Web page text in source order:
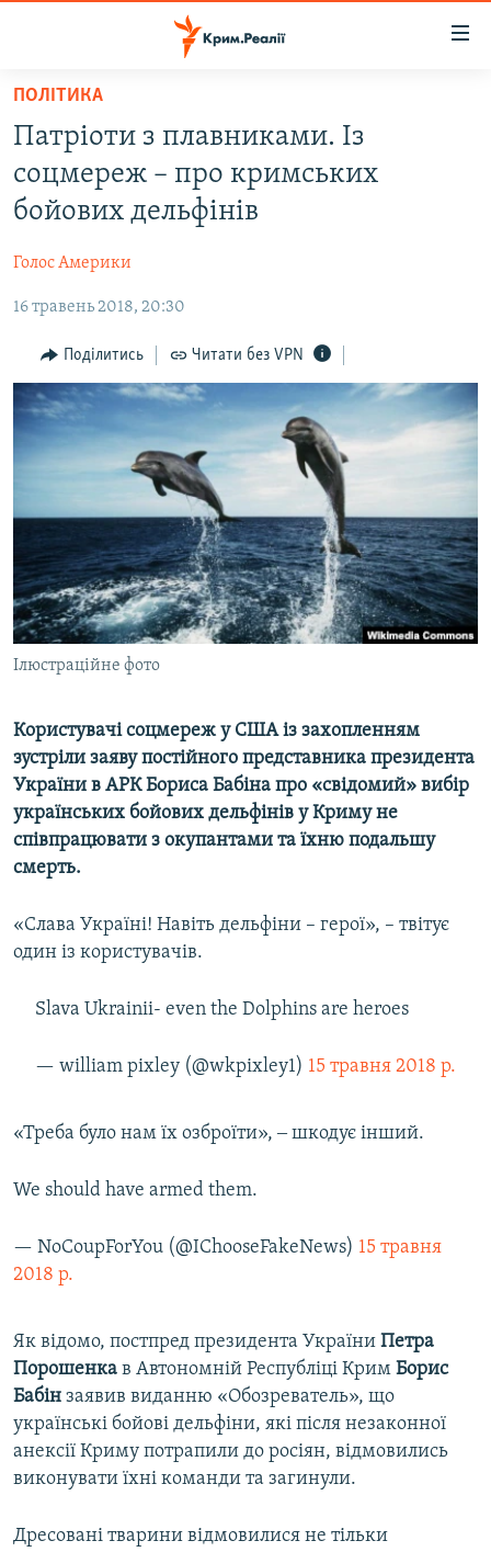
Перейти
основного
матеріалу
Перейти
до
основної
Перейти
пошуку
ВОДА.КРИМ
ВІДЕО ТА ФОТО
БЛОГИ
ПОГЛЯД
ІНТЕРВ'Ю
ВСЕ ЗА ДЕНЬ
СПЕЦПРОЕКТИ
ДЕПОРТАЦІЯ
ВІДЕОУРОКИ «ELIFBE»
СВІДЧЕННЯ ОКУПАЦІЇ
УКРАЇНСЬКА ПРОБЛЕМА КРИМУ
ІНФОГРАФІКА
ЯК ОБІЙТИ БЛОКУВАННЯ
Qırımtatar
ДОЛУЧАЙСЯ!
Усі сайти RFE/RL
ПОЛІТИКА
Патріоти з плавниками. Із
соцмереж – про кримських
бойових дельфінів
Голос Америки
16 травень 2018, 20:30
Поділитись Читати без VPN
Ілюстраційне фото
Користувачі соцмереж у США із захопленням
зустріли заяву постійного представника президента
України в АРК Бориса Бабіна про «свідомий» вибір
українських бойових дельфінів у Криму не
співпрацювати з окупантами та їхню подальшу
смерть.
«Слава Україні! Навіть дельфіни – герої», – твітує
один із користувачів.
Slava Ukrainii- even the Dolphins are heroes
— william pixley (@wkpixley1) 15 травня 2018 р.
«Треба було нам їх озброїти», ‒ шкодує інший.
We should have armed them.
— NoCoupForYou (@IChooseFakeNews) 15 травня
2018 р.
Як відомо, постпред президента України Петра
Порошенка в Автономній Республіці Крим Борис
Бабін заявив виданню «Обозреватель», що
українські бойові дельфіни, які після незаконної
анексії Криму потрапили до росіян, відмовились
виконувати їхні команди та загинули.
Дресовані тварини відмовилися не тільки